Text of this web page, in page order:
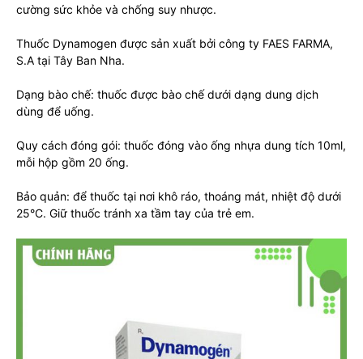
cường sức khỏe và chống suy nhược.
Thuốc Dynamogen được sản xuất bởi công ty FAES FARMA,
S.A tại Tây Ban Nha.
Dạng bào chế: thuốc được bào chế dưới dạng dung dịch
dùng để uống.
Quy cách đóng gói: thuốc đóng vào ống nhựa dung tích 10ml,
mỗi hộp gồm 20 ống.
Bảo quản: để thuốc tại nơi khô ráo, thoáng mát, nhiệt độ dưới
25°C. Giữ thuốc tránh xa tầm tay của trẻ em.